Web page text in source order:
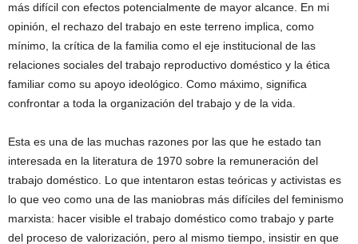
más difícil con efectos potencialmente de mayor alcance. En mi
opinión, el rechazo del trabajo en este terreno implica, como
mínimo, la crítica de la familia como el eje institucional de las
relaciones sociales del trabajo reproductivo doméstico y la ética
familiar como su apoyo ideológico. Como máximo, significa
confrontar a toda la organización del trabajo y de la vida.
Esta es una de las muchas razones por las que he estado tan
interesada en la literatura de 1970 sobre la remuneración del
trabajo doméstico. Lo que intentaron estas teóricas y activistas es
lo que veo como una de las maniobras más difíciles del feminismo
marxista: hacer visible el trabajo doméstico como trabajo y parte
del proceso de valorización, pero al mismo tiempo, insistir en que